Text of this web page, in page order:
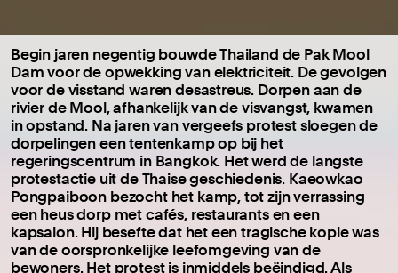
Begin jaren negentig bouwde Thailand de Pak Mool
Dam voor de opwekking van elektriciteit. De gevolgen
voor de visstand waren desastreus. Dorpen aan de
rivier de Mool, afhankelijk van de visvangst, kwamen
in opstand. Na jaren van vergeefs protest sloegen de
dorpelingen een tentenkamp op bij het
regeringscentrum in Bangkok. Het werd de langste
protestactie uit de Thaise geschiedenis. Kaeowkao
Pongpaiboon bezocht het kamp, tot zijn verrassing
een heus dorp met cafés, restaurants en een
kapsalon. Hij besefte dat het een tragische kopie was
van de oorspronkelijke leefomgeving van de
bewoners. Het protest is inmiddels beëindigd. Als